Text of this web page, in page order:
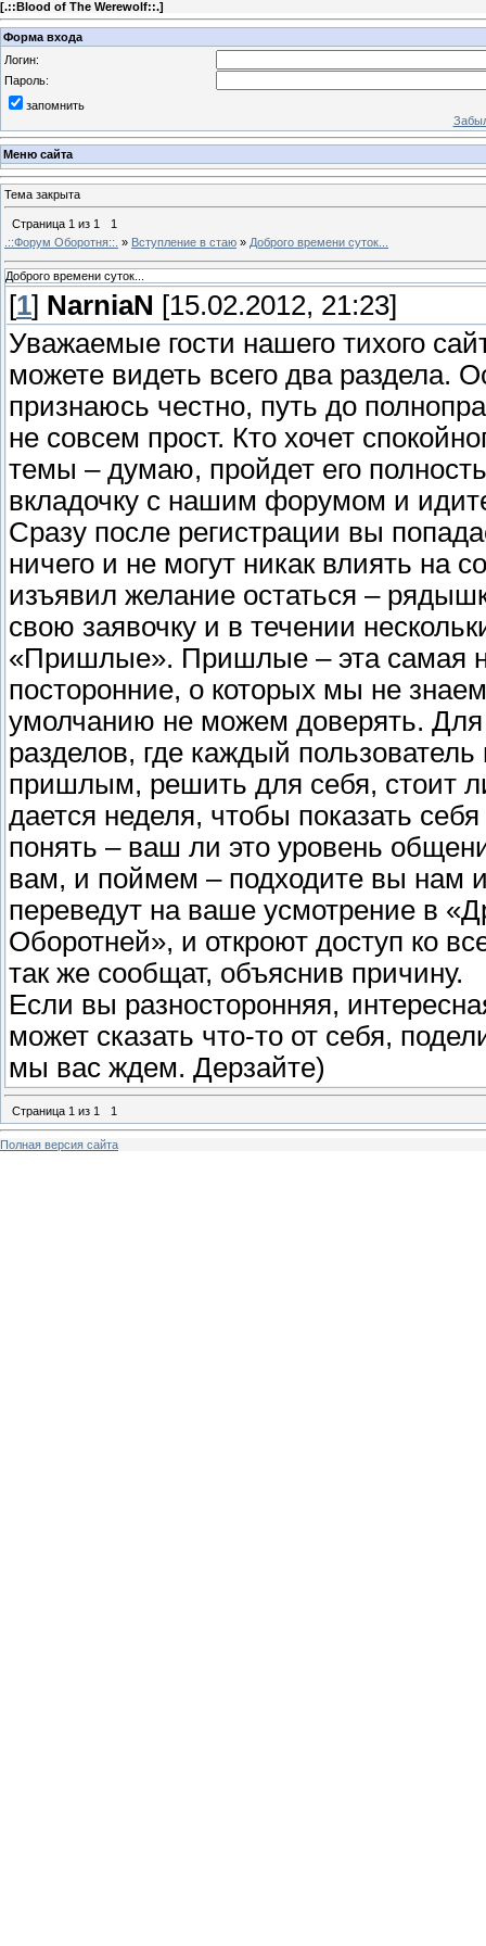
[.::Blood of The Werewolf::.]
Форма входа
Логин:
Пароль:
запомнить
Меню сайта
Тема закрыта
Страница 1 из 1
1
.::Форум Оборотня::. » Вступление в стаю » Доброго времени суток...
Доброго времени суток...
[1] NarniaN [15.02.2012, 21:23]
Уважаемые гости нашего тихого
можете видеть всего два раздела.
признаюсь честно, путь до
не совсем прост. Кто хочет
темы – думаю, пройдет его
вкладочку с нашим форумом и
Сразу после регистрации вы
ничего и не могут никак влиять на
изъявил желание остаться –
свою заявочку и в течении
«Пришлые». Пришлые – эта самая
посторонние, о которых мы не
умолчанию не можем доверять.
разделов, где каждый
пришлым, решить для себя, стоит
дается неделя, чтобы показать
понять – ваш ли это уровень
вам, и поймем – подходите вы нам
переведут на ваше усмотрение в
Оборотней», и откроют доступ ко
так же сообщат, объяснив причину.
Если вы разносторонняя,
может сказать что-то от себя,
мы вас ждем. Дерзайте)
Страница 1 из 1 1
Полная версия сайта